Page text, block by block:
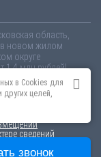
область,
в новом жилом
округе
1.4 млн рублей!
не является
сведений
на
в Cookies для
целей,
звонок